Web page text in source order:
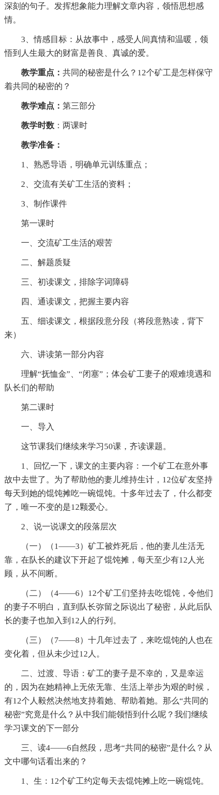
深刻的句子。发挥想象能力理解文章内容，领悟思想感
情。
3、情感目标：从故事中，感受人间真情和温暖，领
悟到人生最大的财富是善良、真诚的爱。
教学重点： 共同的秘密是什么？12个矿工是怎样保守
着共同的秘密的？
教学难点： 第三部分
教学时数：两课时
教学准备：
1、熟悉导语，明确单元训练重点；
2、交流有关矿工生活的资料；
3、制作课件
第一课时
一、交流矿工生活的艰苦
二、解题质疑
三、初读课文，排除字词障碍
四、通读课文，把握主要内容
五、细读课文，根据段意分段（将段意熟读，背下
来）
六、讲读第一部分内容
理解“抚恤金”、“闭塞”；体会矿工妻子的艰难境遇和
队长们的帮助
第二课时
一、导入
这节课我们继续来学习50课，齐读课题。
1、回忆一下，课文的主要内容：一个矿工在意外事
故中去世了。为了帮助他的妻儿维持生计，12位矿友坚持
每天到她的馄饨摊吃一碗馄饨。十多年过去了，什么都变
了，唯一不变的是12颗爱心。
2、说一说课文的段落层次
（一）（1——3）矿工被炸死后，他的妻儿生活无
靠，在队长的建议下开起了馄饨摊，每天至少有12人光
顾，从不间断。
（二）（4——6）12个矿工们坚持去吃馄饨，令他们
的妻子不明白，直到队长弥留之际说出了秘密，从此后队
长的妻子也加入到12人的行列。
（三）（7——8）十几年过去了，来吃馄饨的人也在
变化着，但从未少过12人。
二、过渡、导语：矿工的妻子是不幸的，又是幸运
的，因为在她精神上无依无靠、生活上举步为艰的时候，
有12个人毅然决然地支持着她、帮助着她。那么“共同的
秘密”究竟是什么？从中我们能领悟到什么呢？我们继续
学习课文的下一部分
三、读4——6自然段，思考“共同的秘密”是什么？从
文中哪句话看出来的？
1、生：12个矿工约定每天去馄饨摊上吃一碗馄饨。